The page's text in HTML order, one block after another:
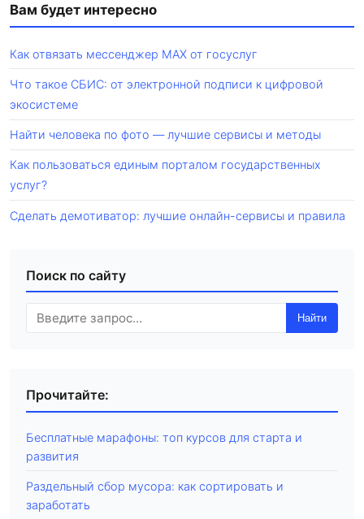
Вам будет интересно
Как отвязать мессенджер MAX от госуслуг
Что такое СБИС: от электронной подписи к цифровой
экосистеме
Найти человека по фото — лучшие сервисы и методы
Как пользоваться единым порталом государственных
услуг?
Сделать демотиватор: лучшие онлайн-сервисы и правила
Поиск по сайту
Найти
Прочитайте:
Бесплатные марафоны: топ курсов для старта и
развития
Раздельный сбор мусора: как сортировать и
заработать